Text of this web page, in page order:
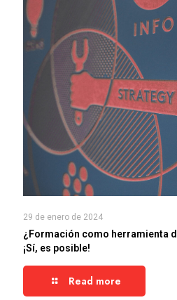
29 de enero de 2024
¿Formación como herramienta
¡Sí, es posible!
Read more